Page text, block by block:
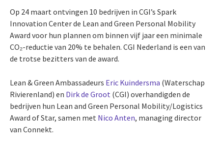
Op 24 maart ontvingen 10 bedrijven in CGI’s Spark
Innovation Center de Lean and Green Personal Mobility
Award voor hun plannen om binnen vijf jaar een minimale
CO₂-reductie van 20% te behalen. CGI Nederland is een van
de trotse bezitters van de award.
Lean & Green Ambassadeurs Eric Kuindersma (Waterschap
Rivierenland) en Dirk de Groot (CGI) overhandigden de
bedrijven hun Lean and Green Personal Mobility/Logistics
Award of Star, samen met Nico Anten, managing director
van Connekt.